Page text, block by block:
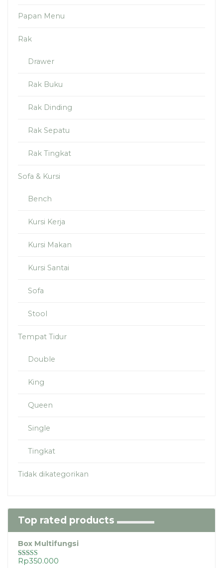
Papan Menu
Rak
Drawer
Rak Buku
Rak Dinding
Rak Sepatu
Rak Tingkat
Sofa & Kursi
Bench
Kursi Kerja
Kursi Makan
Kursi Santai
Sofa
Stool
Tempat Tidur
Double
King
Queen
Single
Tingkat
Tidak dikategorikan
Top rated products
Box Multifungsi
Dinilai5.00
Rp350.000